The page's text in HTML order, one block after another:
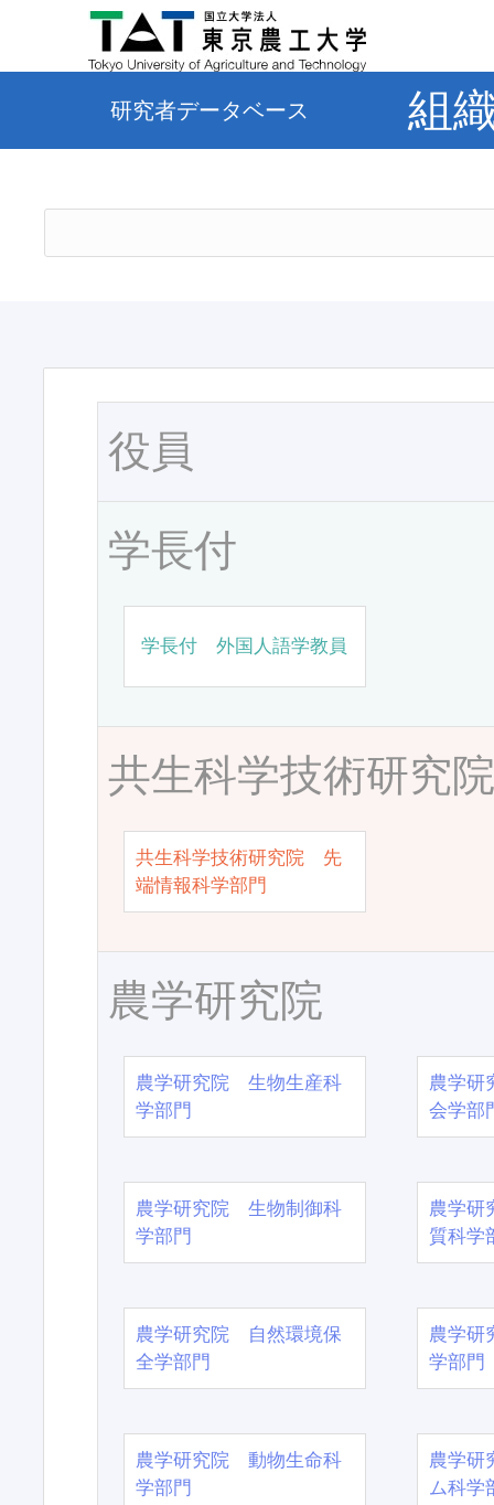
研究者データベース 組
役員
学長付
学長付 外国人語学教員
共生科学技術研究
共生科学技術研究院 先
端情報科学部門
農学研究院
農学研究院 生物生産科
学部門
農学
会学部
農学研究院 生物制御科
学部門
農学
質科学
農学研究院 自然環境保
全学部門
農学
学部門
農学研究院 動物生命科
学部門
農学
ム科学